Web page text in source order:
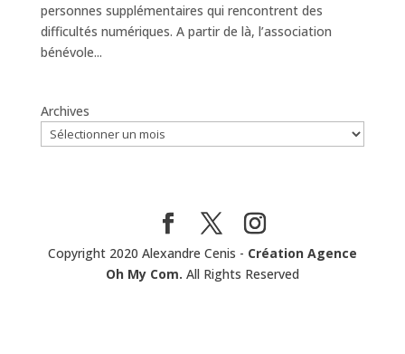
personnes supplémentaires qui rencontrent des
difficultés numériques. A partir de là, l’association
bénévole...
Archives
Copyright 2020 Alexandre Cenis - Création Agence
Oh My Com. All Rights Reserved